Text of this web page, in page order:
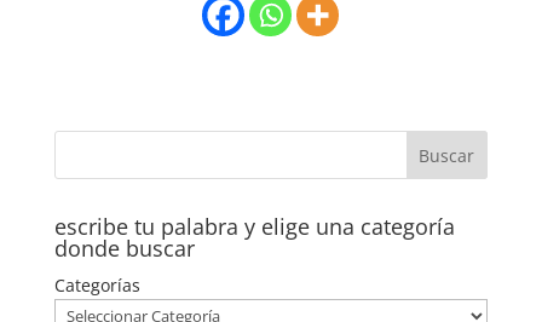
escribe tu palabra y elige una categoría
donde buscar
Categorías